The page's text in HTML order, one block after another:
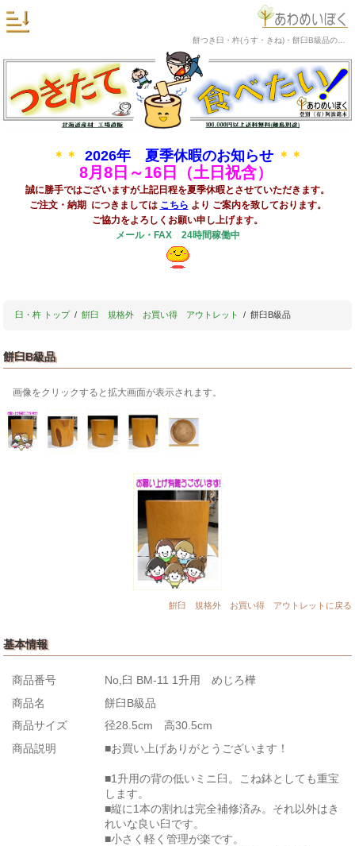
＊＊ 2026年 夏季休暇のお知らせ ＊＊
8月8日～16日（土日祝含）
誠に勝手ではございますが上記日程を夏季休暇とさせていただきます。
ご注文・納期 につきましては こちら より ご案内を致しております。
ご協力をよろしくお願い申し上げます。
メール・FAX 24時間稼働中
臼・杵 トップ 餠臼 規格外 お買い得 アウトレット 餅臼B級品
餅臼B級品
画像をクリックすると拡大画面が表示されます。
餠臼 規格外 お買い得 アウトレットに戻る
基本情報
商品番号
No,臼 BM-11 1升用 めじろ樺
商品名
餅臼B級品
商品サイズ
径28.5cm 高30.5cm
商品説明
■お買い上げありがとうございます！
■1升用の背の低いミニ臼。こね鉢としても重宝
します。
■縦に1本の割れは完全補修済み。それ以外はき
れいな良い臼です。
■小さく軽く管理が楽です。